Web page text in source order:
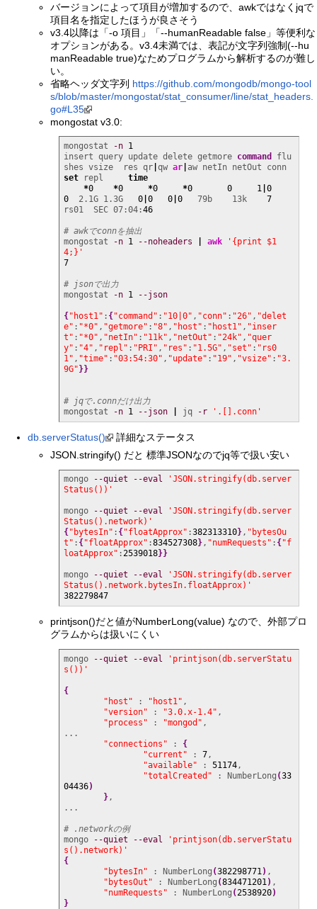
バージョンによって項目が増加するので、awkではなくjqで
項目名を指定したほうが良さそう
v3.4以降は「-o 項目」「--humanReadable false」等便利な
オプションがある。v3.4未満では、表記が文字列強制(--hu
manReadable true)なためプログラムから解析するのが難し
い。
省略ヘッダ文字列 https://github.com/mongodb/mongo-tool
s/blob/master/mongostat/stat_consumer/line/stat_headers.
go#L35
mongostat v3.0:
mongostat -n 1
insert query update delete getmore command
flu
shes vsize  res qr| qw ar|
aw netIn
set repl time
*0 *0 *0 *0 0 1| 0
0
  2.1G 1.3G
0| 0 0| 0
   79b    13k
7
rs01  SEC 07:04:46
# awkでconnを抽出
mongostat
-n 1 --noheaders awk
'{print $1
4;}'
7
# jsonで出力
mongostat
-n 1 --json
{ "host1" : { "command" : "10|0" , "conn" : "26" , "delet
e" : "*0" , "getmore" : "8" , "host" : "host1" , "inser
t" : "*0" , "netIn" : "11k" , "netOut" : "24k" , "quer
y" : "4" , "repl" : "PRI" , "res" : "1.5G" , "set" : "rs0
1" , "time" : "03:54:30" , "update" : "19" , "vsize" : "3.
9G" }}
# jqで.connだけ出力
mongostat
-n 1 --json jq -r '.[].conn'
db.serverStatus()
詳細なステータス
JSON.stringify() だと 標準JSONなのでjq等で扱い安い
mongo --quiet --eval
'JSON.stringify(db.server
Status())'
mongo --quiet --eval
'JSON.stringify(db.server
Status().network)'
{ "bytesIn" : { "floatApprox" :382313310}, "bytesOu
t" : { "floatApprox" :834527308}, "numRequests" : { "f
loatApprox" :2539018}}
mongo --quiet --eval
'JSON.stringify(db.server
Status().network.bytesIn.floatApprox)'
382279847
printjson()だと値がNumberLong(value) なので、外部プロ
グラムからは扱いにくい
mongo --quiet --eval
'printjson(db.serverStatu
s())'
{
"host" : "host1" ,
"version" : "3.0.x-1.4" ,
"process" : "mongod" ,
...
"connections" : {
"current" : 7,
"available" : 51174,
"totalCreated" : NumberLong (33
04436)
},
...
# .networkの例
mongo
--quiet --eval
'printjson(db.serverStatu
s().network)'
{
"bytesIn" : NumberLong (382298771 ) ,
"bytesOut" : NumberLong (834471201 ) ,
"numRequests" : NumberLong (2538920)
}